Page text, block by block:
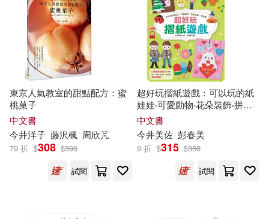
鈴木治子(1)
阮飛宇(1)
餡玉(1)
鶴見昂(1) 齊藤祐子(1)
（日）今井俊(1)
東京人氣教室的甜點配方：蜜
桃菓子
中文書
今井洋子 藤沢楓 周欣芃
79 折 $308 $390
試閱
超好玩摺紙遊戲：可以玩的紙
娃娃‧可愛動物‧花朵裝飾‧拼貼
畫
中文書
今井美佐 彭春美
9 折 $315 $350
試閱